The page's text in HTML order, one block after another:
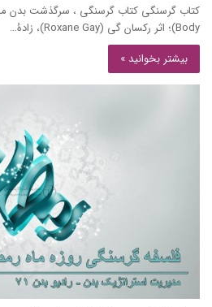
Body)؛ اثر رکسان گی (Roxane Gay)، زادۀ…
بیشتر بخوانید »